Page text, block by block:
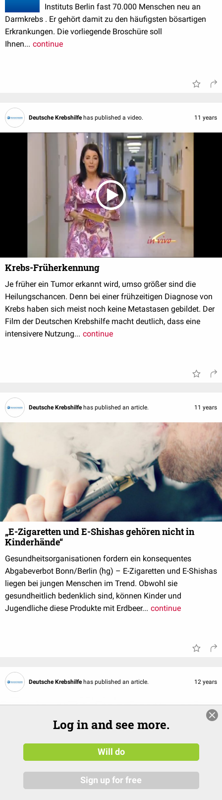
Instituts Berlin fast 70.000 Menschen neu an
Darmkrebs . Er gehört damit zu den häufigsten bösartigen
Erkrankungen. Die vorliegende Broschüre soll
Ihnen... continue
Deutsche Krebshilfe has published a video. 11 years
Krebs-Früherkennung
Je früher ein Tumor erkannt wird, umso größer sind die
Heilungschancen. Denn bei einer frühzeitigen Diagnose von
Krebs haben sich meist noch keine Metastasen gebildet. Der
Film der Deutschen Krebshilfe macht deutlich, dass eine
intensivere Nutzung... continue
Deutsche Krebshilfe has published an article. 11 years
„E-Zigaretten und E-Shishas gehören nicht in
Kinderhände“
Gesundheitsorganisationen fordern ein konsequentes
Abgabeverbot Bonn/Berlin (hg) – E-Zigaretten und E-Shishas
liegen bei jungen Menschen im Trend. Obwohl sie
gesundheitlich bedenklich sind, können Kinder und
Jugendliche diese Produkte mit Erdbeer... continue
Deutsche Krebshilfe has published an article. 12 years
Log in and see more.
Will do
Sign up for free